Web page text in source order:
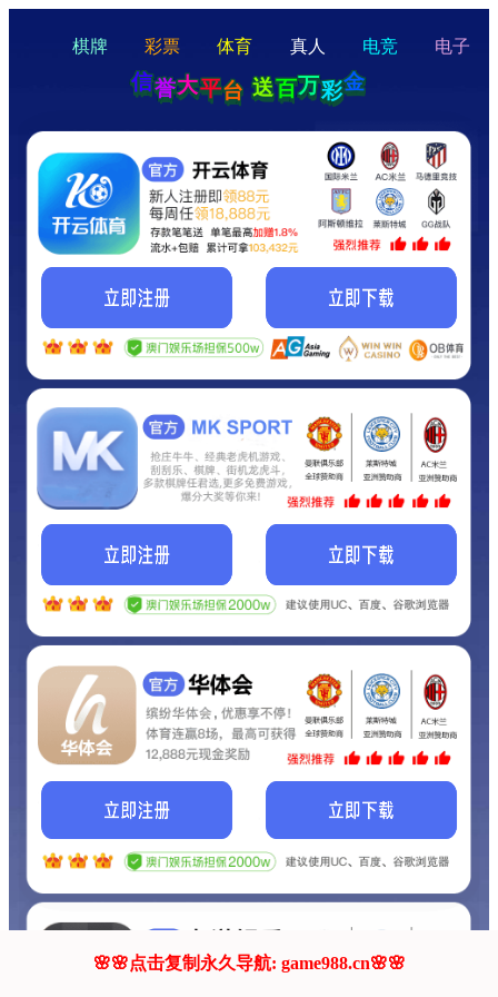
hello
Hey Guys!
我们即将上线啦...
我们的网站正在建设.
它将是非常棒的网站.
联系我们!